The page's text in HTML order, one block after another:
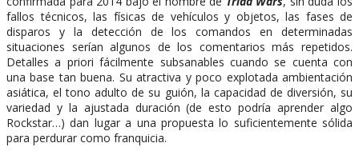
fallos técnicos, las físicas de vehículos y objetos, las fases de
disparos y la detección de los comandos en determinadas
situaciones serían algunos de los comentarios más repetidos.
Detalles a priori fácilmente subsanables cuando se cuenta con
una base tan buena. Su atractiva y poco explotada ambientación
asiática, el tono adulto de su guión, la capacidad de diversión, su
variedad y la ajustada duración (de esto podría aprender algo
Rockstar…) dan lugar a una propuesta lo suficientemente sólida
para perdurar como franquicia.